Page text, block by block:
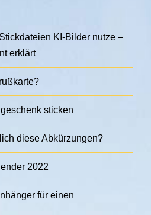
KI-Bilder nutze –
erklärt
sticken
diese Abkürzungen?
2022
für einen